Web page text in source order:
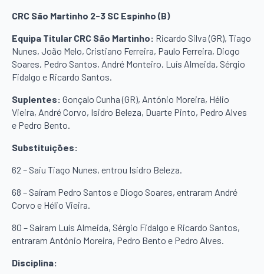
CRC São Martinho 2-3 SC Espinho (B)
Equipa Titular CRC São Martinho: Ricardo Silva (GR), Tiago
Nunes, João Melo, Cristiano Ferreira, Paulo Ferreira, Diogo
Soares, Pedro Santos, André Monteiro, Luís Almeida, Sérgio
Fidalgo e Ricardo Santos.
Suplentes: Gonçalo Cunha (GR), António Moreira, Hélio
Vieira, André Corvo, Isidro Beleza, Duarte Pinto, Pedro Alves
e Pedro Bento.
Substituições:
62 – Saiu Tiago Nunes, entrou Isidro Beleza.
68 – Saíram Pedro Santos e Diogo Soares, entraram André
Corvo e Hélio Vieira.
80 – Saíram Luís Almeida, Sérgio Fidalgo e Ricardo Santos,
entraram António Moreira, Pedro Bento e Pedro Alves.
Disciplina: